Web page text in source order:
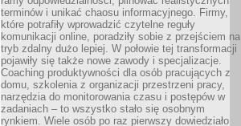
terminów i unikać chaosu informacyjnego. Firmy,
które potrafiły wprowadzić czytelne reguły
komunikacji online, poradziły sobie z przejściem na
tryb zdalny dużo lepiej. W połowie tej transformacji
pojawiły się także nowe zawody i specjalizacje.
Coaching produktywności dla osób pracujących z
domu, szkolenia z organizacji przestrzeni pracy,
narzędzia do monitorowania czasu i postępów w
zadaniach – to wszystko stało się osobnym
rynkiem. Wiele osób po raz pierwszy dowiedziało